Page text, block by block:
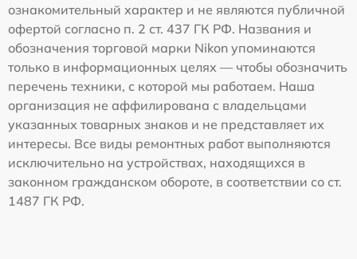
ознакомительный характер и не являются публичной
офертой согласно п. 2 ст. 437 ГК РФ. Названия и
обозначения торговой марки Nikon упоминаются
только в информационных целях — чтобы обозначить
перечень техники, с которой мы работаем. Наша
организация не аффилирована с владельцами
указанных товарных знаков и не представляет их
интересы. Все виды ремонтных работ выполняются
исключительно на устройствах, находящихся в
законном гражданском обороте, в соответствии со ст.
1487 ГК РФ.